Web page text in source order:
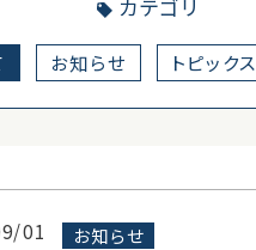
カテゴリ
お知らせ トピックス
01 お知らせ